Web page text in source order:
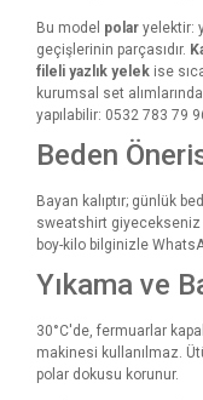
Bu model polar yelektir:
geçişlerinin parçasıdır.
fileli yazlık yelek ise
kurumsal set
yapılabilir: 0532 783 79
Beden
Bayan kalıptır; günlük
sweatshirt giyecekseniz
boy-kilo bilginizle
Yıkama ve
30°C'de, fermuarlar
makinesi kullanılmaz.
polar dokusu korunur.